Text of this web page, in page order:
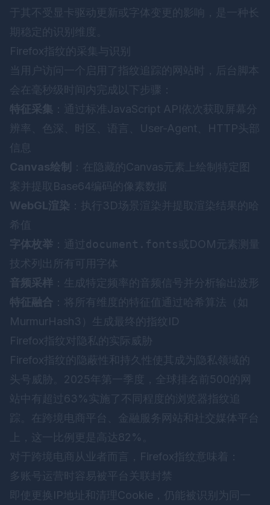
于其不受显卡驱动更新或字体变更的影响，是一种长
期稳定的识别维度。
Firefox指纹的采集与识别
当用户访问一个启用了指纹追踪的网站时，后台脚本
会在毫秒级时间内完成以下步骤：
特征采集 ：通过标准JavaScript API依次获取屏幕分
辨率、色深、时区、语言、User-Agent、HTTP头部
信息
Canvas绘制
：在隐藏的Canvas元素上绘制特定图
案并提取Base64编码的像素数据
WebGL渲染 ：执行3D场景渲染并提取渲染结果的哈
希值
字体枚举 ：通过document.fonts或DOM元素测量
技术列出所有可用字体
音频采样 ：生成特定频率的音频信号并分析输出波形
特征融合 ：将所有维度的特征值通过哈希算法（如
MurmurHash3）生成最终的指纹ID
Firefox指纹对隐私的实际威胁
Firefox指纹的隐蔽性和持久性使其成为隐私领域的
头号威胁。2025年第一季度，全球排名前500的网
站中有超过63%实施了不同程度的浏览器指纹追
踪。在跨境电商平台、金融服务网站和社交媒体平台
上，这一比例更是高达82%。
对于跨境电商从业者而言，Firefox指纹意味着：
多账号运营时容易被平台关联封禁
即使更换IP地址和清理Cookie，仍能被识别为同一